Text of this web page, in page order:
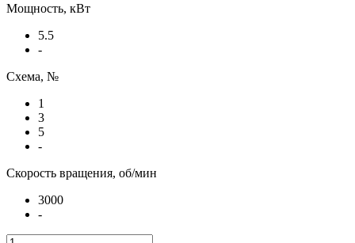
Мощность, кВт
5.5
-
Схема, №
1
3
5
-
Скорость вращения, об/мин
3000
-